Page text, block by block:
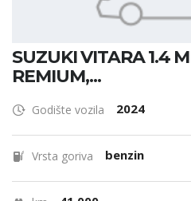
SUZUKI VITARA 1.4
REMIUM,...
Godište vozila 2024
Vrsta goriva benzin